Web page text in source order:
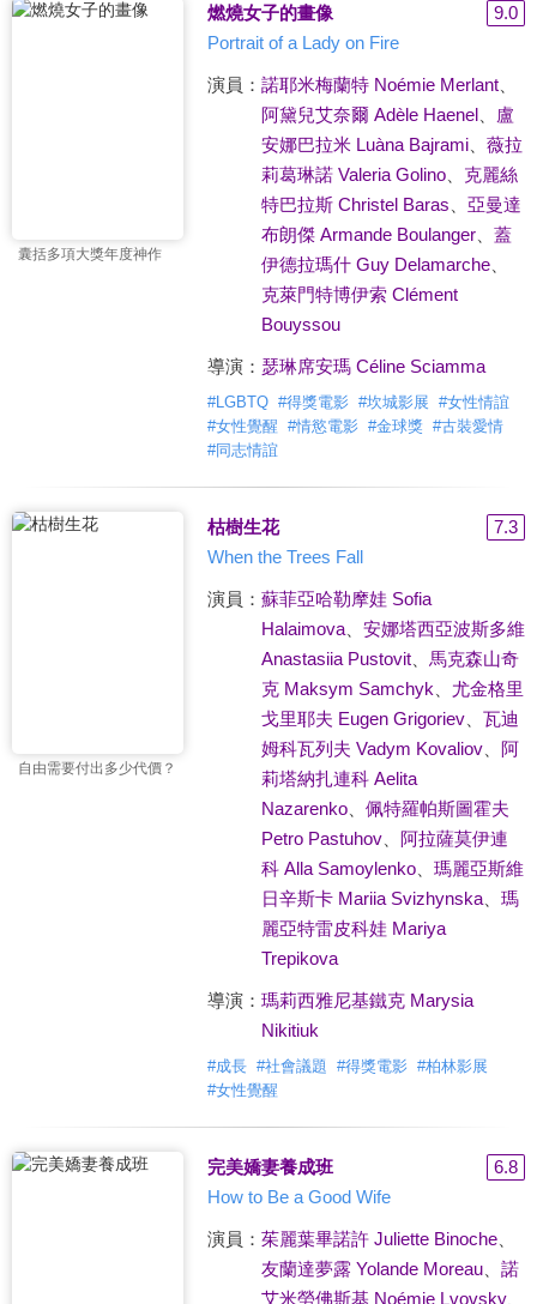
囊括多項大獎年度神作
燃燒女子的畫像
9.0
Portrait of a Lady on Fire
演員： 諾耶米梅蘭特 Noémie Merlant、
阿黛兒艾奈爾 Adèle Haenel、
盧
安娜巴拉米 Luàna Bajrami、 薇拉
莉葛琳諾 Valeria Golino、 克麗絲
特巴拉斯 Christel Baras
亞曼達
布朗傑 Armande Boulanger、 蓋
伊德拉瑪什 Guy Delamarche、
克萊門特博伊索 Clément
Bouyssou
導演： 瑟琳席安瑪 Céline Sciamma
#LGBTQ #得獎電影 #坎城影展 #女性情誼
#女性覺醒 #情慾電影 #金球獎 #古裝愛情
#同志情誼
自由需要付出多少代價？
枯樹生花
7.3
When the Trees Fall
演員： 蘇菲亞哈勒摩娃 Sofia
Halaimova、 安娜塔西亞波斯多維
Anastasiia Pustovit、 馬克森山奇
克 Maksym Samchyk
尤金格里
戈里耶夫 Eugen Grigoriev、 瓦迪
姆科瓦列夫 Vadym Kovaliov、 阿
莉塔納扎連科 Aelita
Nazarenko、 佩特羅帕斯圖霍夫
Petro Pastuhov、 阿拉薩莫伊連
科 Alla Samoylenko、 瑪麗亞斯維
日辛斯卡 Mariia Svizhynska、 瑪
麗亞特雷皮科娃 Mariya
Trepikova
導演： 瑪莉西雅尼基鐵克 Marysia
Nikitiuk
#成長 #社會議題 #得獎電影 #柏林影展
#女性覺醒
完美嬌妻養成班
6.8
How to Be a Good Wife
演員： 茱麗葉畢諾許 Juliette Binoche、
友蘭達夢露 Yolande Moreau、 諾
艾米勞佛斯基 Noémie Lvovsky、